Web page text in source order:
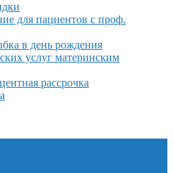
для пациентов с проф.
в день рождения
услуг материнским
рассрочка